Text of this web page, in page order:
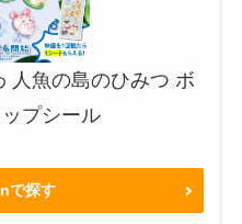
人魚の島のひみつ ボ
プシール
で探す